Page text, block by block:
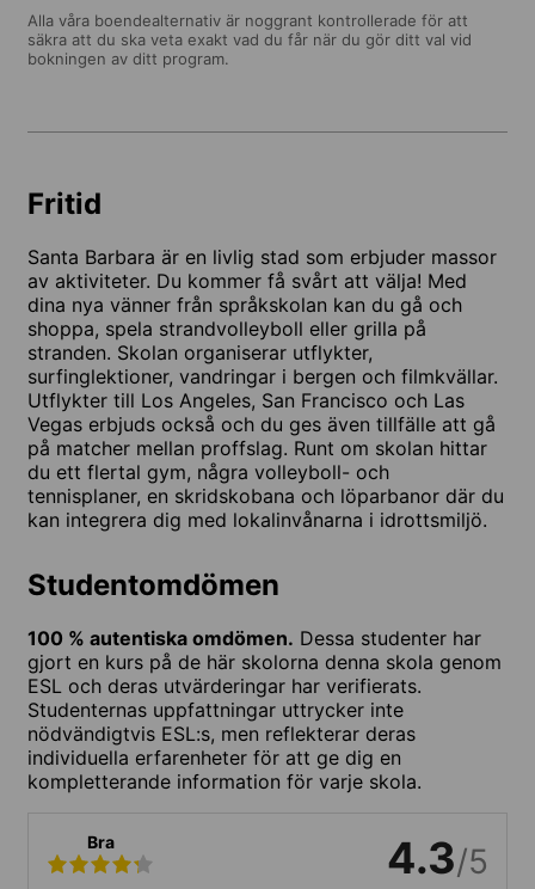
Alla våra boendealternativ är noggrant kontrollerade för att
säkra att du ska veta exakt vad du får när du gör ditt val vid
bokningen av ditt program.
Fritid
Santa Barbara är en livlig stad som erbjuder massor
av aktiviteter. Du kommer få svårt att välja! Med
dina nya vänner från språkskolan kan du gå och
shoppa, spela strandvolleyboll eller grilla på
stranden. Skolan organiserar utflykter,
surfinglektioner, vandringar i bergen och filmkvällar.
Utflykter till Los Angeles, San Francisco och Las
Vegas erbjuds också och du ges även tillfälle att gå
på matcher mellan proffslag. Runt om skolan hittar
du ett flertal gym, några volleyboll- och
tennisplaner, en skridskobana och löparbanor där du
kan integrera dig med lokalinvånarna i idrottsmiljö.
Studentomdömen
100 % autentiska omdömen. Dessa studenter har
gjort en kurs på de här skolorna denna skola genom
ESL och deras utvärderingar har verifierats.
Studenternas uppfattningar uttrycker inte
nödvändigtvis ESL:s, men reflekterar deras
individuella erfarenheter för att ge dig en
kompletterande information för varje skola.
Bra 4.3/5